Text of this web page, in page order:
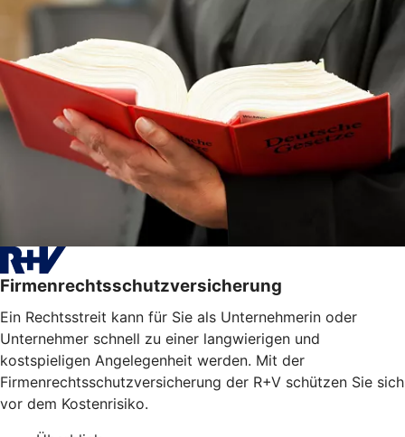
Firmenrechtsschutzversicherung
Ein Rechtsstreit kann für Sie als Unternehmerin oder
Unternehmer schnell zu einer langwierigen und
kostspieligen Angelegenheit werden. Mit der
Firmenrechtsschutzversicherung der R+V schützen Sie sich
vor dem Kostenrisiko.